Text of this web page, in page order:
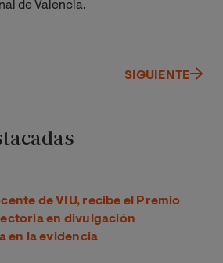
de Valencia.
SIGUIENTE
de VIU, recibe el Premio
en divulgación
en la evidencia